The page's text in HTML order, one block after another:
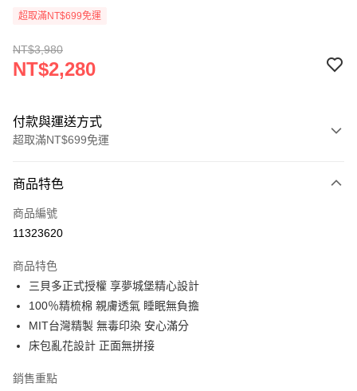
超取滿NT$699免運
NT$3,980
NT$2,280
付款與運送方式
超取滿NT$699免運
信用卡一次付款
超商取貨付款
Apple Pay
街口支付
悠遊付
Google Pay
商品特色
商品編號
11323620
商品特色
三貝多正式授權 享夢城堡精心設計
100％精梳棉 親膚透氣 睡眠無負擔
MIT台灣精製 無毒印染 安心滿分
床包亂花設計 正面無拼接
銷售重點